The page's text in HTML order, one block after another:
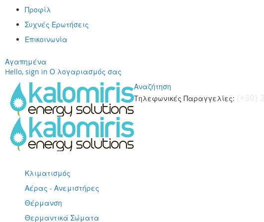
Προφίλ
Συχνές Ερωτήσεις
Επικοινωνία
Αγαπημένα
Hello, sign in Ο λογαριασμός σας
Αναζήτηση
Τηλεφωνικές Παραγγελίες:
περιεχόμενο
Κλιματισμός
Αέρας - Ανεμιστήρες
Θέρμανση
Θερμαντικά Σώματα